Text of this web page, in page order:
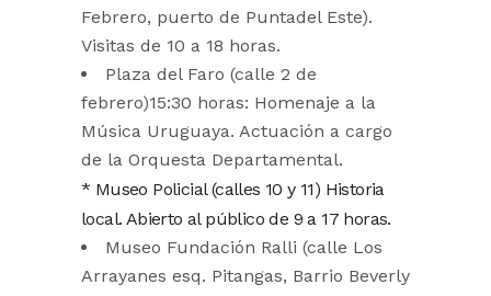
Febrero, puerto de Puntadel Este).
Visitas de 10 a 18 horas.
Plaza del Faro (calle 2 de
febrero)15:30 horas: Homenaje a la
Música Uruguaya. Actuación a cargo
de la Orquesta Departamental.
* Museo Policial (calles 10 y 11) Historia
local. Abierto al público de 9 a 17 horas.
Museo Fundación Ralli (calle Los
Arrayanes esq. Pitangas, Barrio Beverly